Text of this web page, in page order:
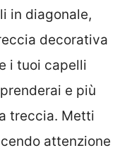
in diagonale,
decorativa
i tuoi capelli
e più
treccia. Metti
attenzione